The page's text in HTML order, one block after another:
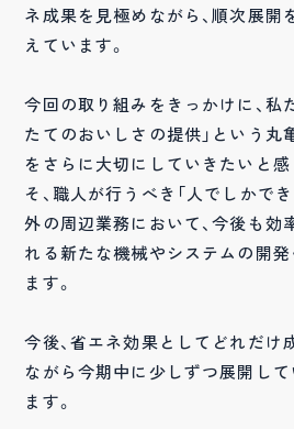
ネ成果を見極めながら、順次展開
えています。
今回の取り組みをきっかけに、私
たてのおいしさの提供」という丸
をさらに大切にしていきたいと感
そ、職人が行うべき「人でしかで
外の周辺業務において、今後も効
れる新たな機械やシステムの開発
ます。
今後、省エネ効果としてどれだけ
ながら今期中に少しずつ展開し
ます。